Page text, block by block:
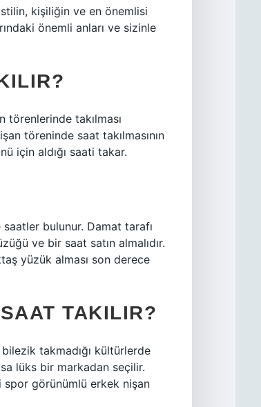
kişiliğin ve en önemlisi
önemli anları ve sizinle
takılması
töreninde saat takılmasının
için aldığı saati takar.
bulunur. Damat tarafı
ve bir saat satın almalıdır.
yüzük alması son derece
TAKILIR?
takmadığı kültürlerde
lüks bir markadan seçilir.
spor görünümlü erkek nişan